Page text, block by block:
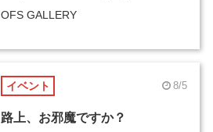
OFS GALLERY
イベント 8/5
路上、お邪魔ですか？